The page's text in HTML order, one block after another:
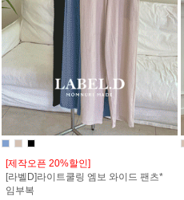
[제작오픈 20%할인]
[라벨D]라이트쿨링 엠보 와이드 팬츠*
임부복